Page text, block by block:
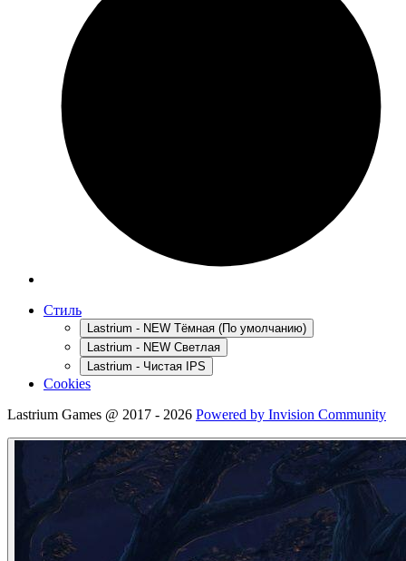
Стиль
Lastrium - NEW Тёмная (По умолчанию)
Lastrium - NEW Светлая
Lastrium - Чистая IPS
Cookies
Lastrium Games @ 2017 - 2026 Powered by Invision Community